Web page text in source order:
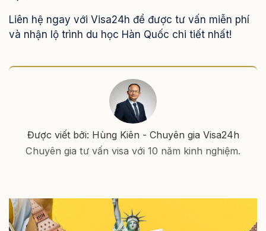
Liên hệ ngay với Visa24h để được tư vấn miễn phí
và nhận lộ trình du học Hàn Quốc chi tiết nhất!
Được viết bởi: Hùng Kiên - Chuyên gia Visa24h
Chuyên gia tư vấn visa với 10 năm kinh nghiệm.